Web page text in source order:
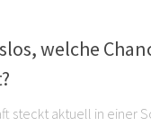
welche
steckt aktuell in einer